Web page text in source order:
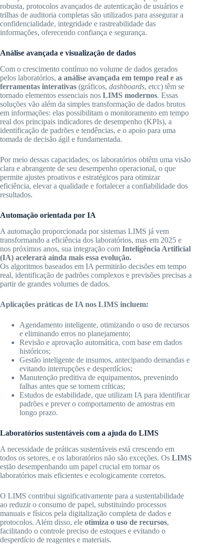
robusta, protocolos avançados de autenticação de usuários e
trilhas de auditoria completas são utilizados para assegurar a
confidencialidade, integridade e rastreabilidade das
informações, oferecendo confiança e segurança.
Análise avançada e visualização de dados
Com o crescimento contínuo no volume de dados gerados
pelos laboratórios, a análise avançada em tempo real e as
ferramentas interativas (gráficos, dashboards, etcc) têm se
tornado elementos essenciais nos LIMS modernos. Essas
soluções vão além da simples transformação de dados brutos
em informações: elas possibilitam o monitoramento em tempo
real dos principais indicadores de desempenho (KPIs), a
identificação de padrões e tendências, e o apoio para uma
tomada de decisão ágil e fundamentada.
Por meio dessas capacidades, os laboratórios obtêm uma visão
clara e abrangente de seu desempenho operacional, o que
permite ajustes proativos e estratégicos para otimizar
eficiência, elevar a qualidade e fortalecer a confiabilidade dos
resultados.
Automação orientada por IA
A automação proporcionada por sistemas LIMS já vem
transformando a eficiência dos laboratórios, mas em 2025 e
nos próximos anos, sua integração com Inteligência Artificial
(IA) acelerará ainda mais essa evolução.
Os algoritmos baseados em IA permitirão decisões em tempo
real, identificação de padrões complexos e previsões precisas a
partir de grandes volumes de dados.
Aplicações práticas de IA nos LIMS incluem:
Agendamento inteligente, otimizando o uso de recursos
e eliminando erros no planejamento;
Revisão e aprovação automática, com base em dados
históricos;
Gestão inteligente de insumos, antecipando demandas e
evitando interrupções e desperdícios;
Manutenção preditiva de equipamentos, prevenindo
falhas antes que se tornem críticas;
Estudos de estabilidade, que utilizam IA para identificar
padrões e prever o comportamento de amostras em
longo prazo.
Laboratórios sustentáveis com a ajuda do LIMS
A necessidade de práticas sustentáveis está crescendo em
todos os setores, e os laboratórios não são exceções. Os LIMS
estão desempenhando um papel crucial em tornar os
laboratórios mais eficientes e ecologicamente corretos.
O LIMS contribui significativamente para a sustentabilidade
ao reduzir o consumo de papel, substituindo processos
manuais e físicos pela digitalização completa de dados e
protocolos. Além disso, ele otimiza o uso de recursos,
facilitando o controle preciso de estoques e evitando o
desperdício de reagentes e materiais.